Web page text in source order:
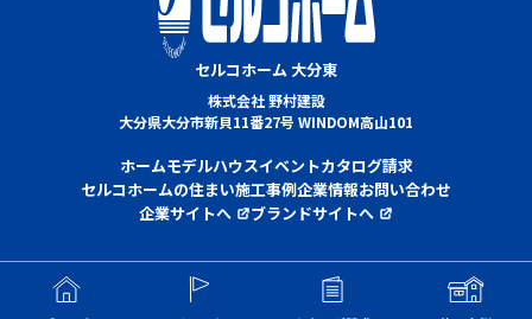
セルコホーム 大分東
株式会社 野村建設
大分県大分市新貝11番27号 WINDOM高山101
ホームモデルハウスイベントカタログ請求
セルコホームの住まい施工事例企業情報お問い合わせ
企業サイトへ
ブランドサイトへ